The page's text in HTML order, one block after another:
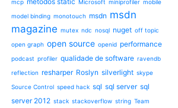
mcp Microsoft miniprofiler mobile
model binding monotouch msdn msdn
magazine mutex ndc nosql nuget off topic
open graph open source openid performance
podcast profiler qualidade de software ravendb
reflection resharper Roslyn silverlight skype
Source Control speed hack sql sql server sql
server 2012 stack stackoverflow string Team